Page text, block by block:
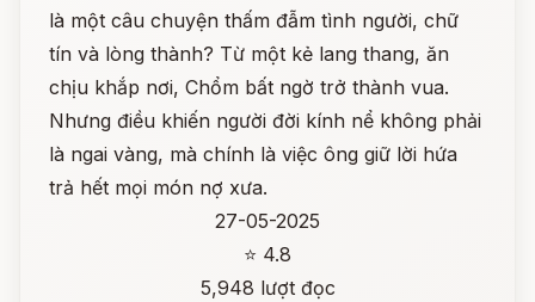
là một câu chuyện thấm đẫm tình người, chữ
tín và lòng thành? Từ một kẻ lang thang, ăn
chịu khắp nơi, Chổm bất ngờ trở thành vua.
Nhưng điều khiến người đời kính nể không phải
là ngai vàng, mà chính là việc ông giữ lời hứa
trả hết mọi món nợ xưa.
27-05-2025
⭐ 4.8
5,948 lượt đọc